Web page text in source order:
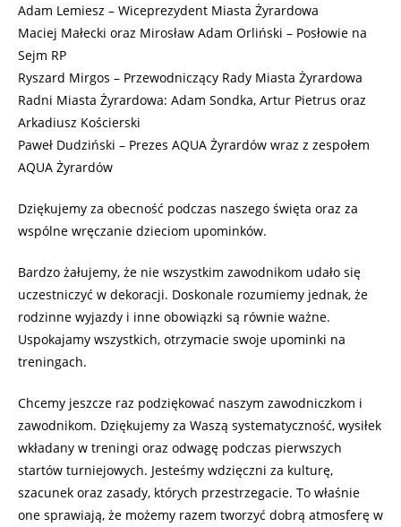
Adam Lemiesz – Wiceprezydent Miasta Żyrardowa
Maciej Małecki oraz Mirosław Adam Orliński – Posłowie na
Sejm RP
Ryszard Mirgos – Przewodniczący Rady Miasta Żyrardowa
Radni Miasta Żyrardowa: Adam Sondka, Artur Pietrus oraz
Arkadiusz Kościerski
Paweł Dudziński – Prezes AQUA Żyrardów wraz z zespołem
AQUA Żyrardów
Dziękujemy za obecność podczas naszego święta oraz za
wspólne wręczanie dzieciom upominków.
Bardzo żałujemy, że nie wszystkim zawodnikom udało się
uczestniczyć w dekoracji. Doskonale rozumiemy jednak, że
rodzinne wyjazdy i inne obowiązki są równie ważne.
Uspokajamy wszystkich, otrzymacie swoje upominki na
treningach.
Chcemy jeszcze raz podziękować naszym zawodniczkom i
zawodnikom. Dziękujemy za Waszą systematyczność, wysiłek
wkładany w treningi oraz odwagę podczas pierwszych
startów turniejowych. Jesteśmy wdzięczni za kulturę,
szacunek oraz zasady, których przestrzegacie. To właśnie
one sprawiają, że możemy razem tworzyć dobrą atmosferę w